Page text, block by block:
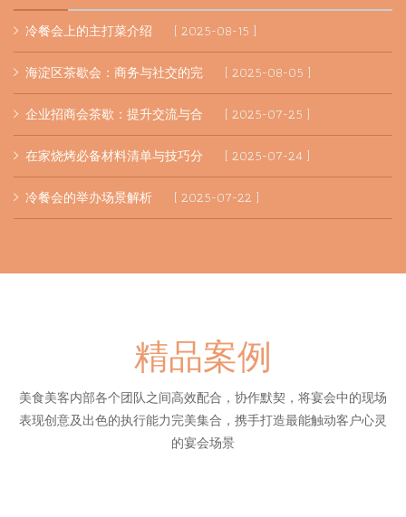
冷餐会上的主打菜介绍 [ 2025-08-15 ]
海淀区茶歇会：商务与社交的完 [ 2025-08-05 ]
企业招商会茶歇：提升交流与合 [ 2025-07-25 ]
在家烧烤必备材料清单与技巧分 [ 2025-07-24 ]
冷餐会的举办场景解析 [ 2025-07-22 ]
精品案例
美食美客内部各个团队之间高效配合，协作默契，将宴会中的现场
表现创意及出色的执行能力完美集合，携手打造最能触动客户心灵
的宴会场景